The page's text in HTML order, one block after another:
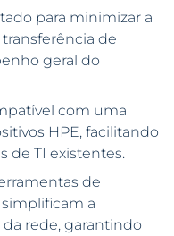
para minimizar a
de
geral do
com uma
HPE, facilitando
de TI existentes.
de
a
rede, garantindo